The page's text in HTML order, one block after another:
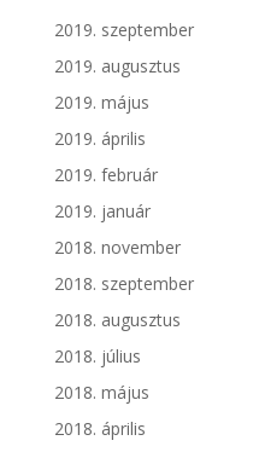
2019. szeptember
2019. augusztus
2019. május
2019. április
2019. február
2019. január
2018. november
2018. szeptember
2018. augusztus
2018. július
2018. május
2018. április